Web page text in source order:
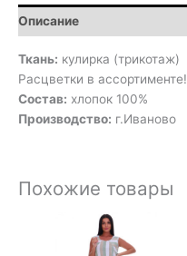
Описание
Ткань: кулирка (трикотаж)
Расцветки в ассортименте!
Состав: хлопок 100%
Производство: г.Иваново
Похожие товары